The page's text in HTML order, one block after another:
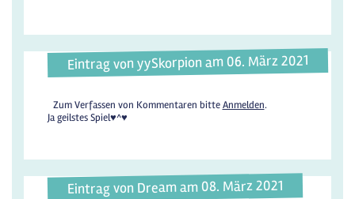
Eintrag von yySkorpion am 06. März 2021
Zum Verfassen von Kommentaren bitteAnmelden.
Ja geilstes Spiel♥︎^♥︎
Eintrag von Dream am 08. März 2021